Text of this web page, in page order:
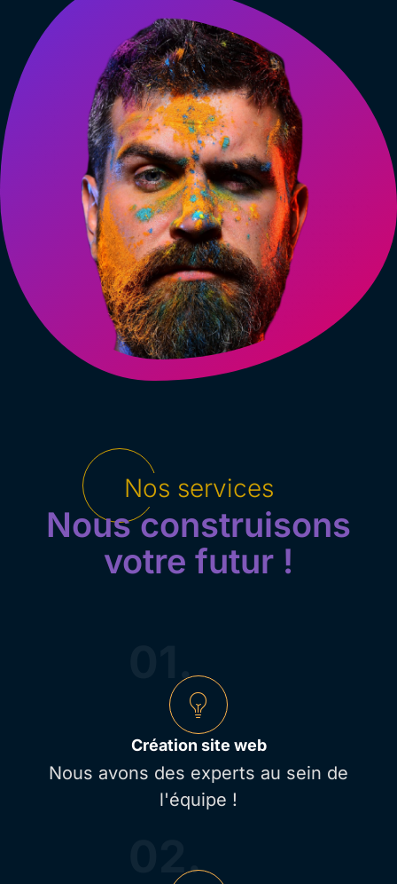
01.
Création site web
Nous avons des experts au sein de
l'équipe !
02.
Nos services
Nous construisons
votre futur !